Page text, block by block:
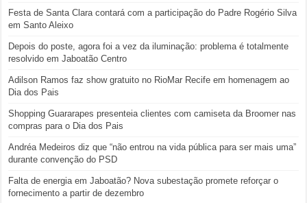
Festa de Santa Clara contará com a participação do Padre Rogério Silva
em Santo Aleixo
Depois do poste, agora foi a vez da iluminação: problema é totalmente
resolvido em Jaboatão Centro
Adilson Ramos faz show gratuito no RioMar Recife em homenagem ao
Dia dos Pais
Shopping Guararapes presenteia clientes com camiseta da Broomer nas
compras para o Dia dos Pais
Andréa Medeiros diz que “não entrou na vida pública para ser mais uma”
durante convenção do PSD
Falta de energia em Jaboatão? Nova subestação promete reforçar o
fornecimento a partir de dezembro